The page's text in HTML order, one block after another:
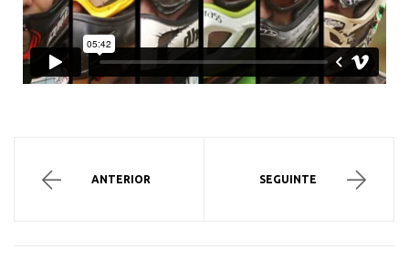
ANTERIOR SEGUINTE